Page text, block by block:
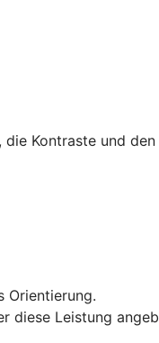
Kontraste und den
Orientierung.
diese Leistung